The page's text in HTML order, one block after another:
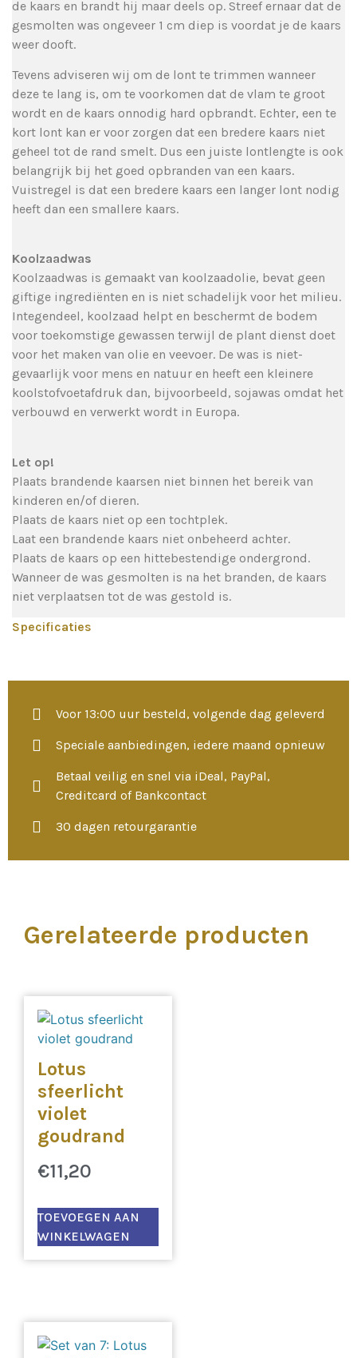
de kaars en brandt hij maar deels op. Streef ernaar dat de
gesmolten was ongeveer 1 cm diep is voordat je de kaars
weer dooft.
Tevens adviseren wij om de lont te trimmen wanneer
deze te lang is, om te voorkomen dat de vlam te groot
wordt en de kaars onnodig hard opbrandt. Echter, een te
kort lont kan er voor zorgen dat een bredere kaars niet
geheel tot de rand smelt. Dus een juiste lontlengte is ook
belangrijk bij het goed opbranden van een kaars.
Vuistregel is dat een bredere kaars een langer lont nodig
heeft dan een smallere kaars.
Koolzaadwas
Koolzaadwas is gemaakt van koolzaadolie, bevat geen
giftige ingrediënten en is niet schadelijk voor het milieu.
Integendeel, koolzaad helpt en beschermt de bodem
voor toekomstige gewassen terwijl de plant dienst doet
voor het maken van olie en veevoer. De was is niet-
gevaarlijk voor mens en natuur en heeft een kleinere
koolstofvoetafdruk dan, bijvoorbeeld, sojawas omdat het
verbouwd en verwerkt wordt in Europa.
Let op!
Plaats brandende kaarsen niet binnen het bereik van
kinderen en/of dieren.
Plaats de kaars niet op een tochtplek.
Laat een brandende kaars niet onbeheerd achter.
Plaats de kaars op een hittebestendige ondergrond.
Wanneer de was gesmolten is na het branden, de kaars
niet verplaatsen tot de was gestold is.
Specificaties
Voor 13:00 uur besteld, volgende dag geleverd
Speciale aanbiedingen, iedere maand opnieuw
Betaal veilig en snel via iDeal, PayPal,
Creditcard of Bankcontact
30 dagen retourgarantie
Gerelateerde producten
Lotus
sfeerlicht
violet
goudrand
€11,20
TOEVOEGEN AAN
WINKELWAGEN